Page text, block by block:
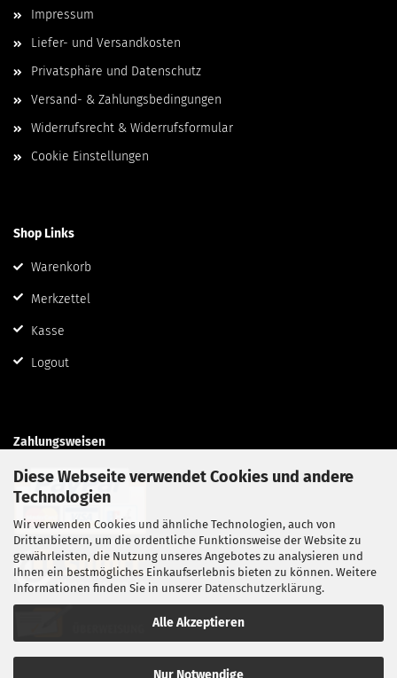
Diese Webseite verwendet Cookies und andere
Technologien
Wir verwenden Cookies und ähnliche Technologien, auch von
Drittanbietern, um die ordentliche Funktionsweise der Website zu
gewährleisten, die Nutzung unseres Angebotes zu analysieren und
Ihnen ein bestmögliches Einkaufserlebnis bieten zu können. Weitere
Informationen finden Sie in unserer Datenschutzerklärung.
Alle Akzeptieren
Nur Notwendige
Impressum
Liefer- und Versandkosten
Privatsphäre und Datenschutz
Versand- & Zahlungsbedingungen
Widerrufsrecht & Widerrufsformular
Cookie Einstellungen
Shop Links
Warenkorb
Merkzettel
Kasse
Logout
Zahlungsweisen